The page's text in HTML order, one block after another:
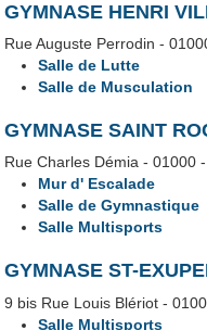
GYMNASE HENRI
Rue Auguste Perrodin -
Salle de Lutte
Salle de Musculation
GYMNASE SAINT
Rue Charles Démia - 01000
Mur d' Escalade
Salle de Gymnastique
Salle Multisports
GYMNASE ST-
9 bis Rue Louis Blériot -
Salle Multisports